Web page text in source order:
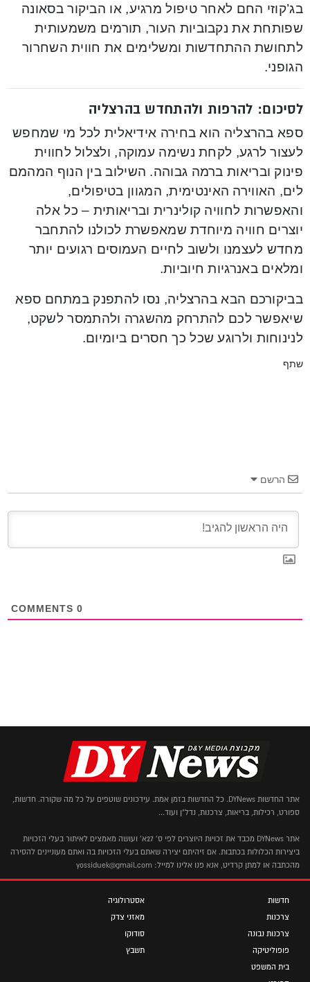
בג’קוזי החם לאחר טיפול מרגיע, או הביקור בסאונה
שפותחת את נקבוביות העור, תורמים משמעותית
לתחושת ההתחדשות ומשלימים את חווית השחרור
הגופני.
לסיכום: להרפות ולהתחדש בהרצליה
ספא בהרצליה הוא בחירה אידיאלית לכל מי שמחפש
לעצור לרגע, לקחת נשימה עמוקה, ולצלול לחווית
פינוק ובריאות ברמה גבוהה. השילוב בין הנוף המהמם
לים, האווירה האינטימית, המגוון בטיפולים,
והאפשרות לחוויה קולינרית ובריאותית – כל אלה
יוצרים חוויה מיוחדת שמאפשרת לכולנו להתחבר
מחדש לעצמנו ולשוב לחיים העמוסים רגועים יותר
ומלאים באנרגיות חיוביות.
בביקורכם הבא בהרצליה, נסו להתפנק במתחם ספא
שיאפשר לכם להתרחק מהשגרה ולהתמסר לשקט,
לנינוחות ולרוגע שכל כך חסרים ביומיום.
שתף
הרשם
0
אתר החדשות DYNews. כל החדשות בזמן אמת. עידכונים שוטפים על כל מה שקורה. חדשות,
ספורט, רכילות, בריאות, צרכנות, נדל"ן ועוד...
אתר DYNews מכבד את זכויות היוצרים לפי ס' 27א' ועושה מאמצים לאיתור בעלי הזכויות
ביצירות הכלולות בכתבות. אם זיהיתם יצירה שאתם בעלי הזכויות בה ואתם מעוניינים להסירה
מהכתבה או למתן קרדיט, אנא פנו אלינו למייל: yossiduek@gmail.com
חדשות
צרכנות
צרכנות נבונה
פופוליטיקה
בית המשפט
אסטרולוגיה
מאזני צדק
סודוקו
תשבץ